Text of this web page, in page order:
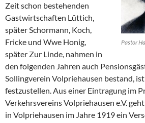
Pastor
Zeit schon bestehenden
Gastwirtschaften Lüttich,
später Schormann, Koch,
Fricke und Wwe Honig,
später Zur Linde, nahmen in
den folgenden Jahren auch
Sollingverein Volpriehausen bestand,
festzustellen. Aus einer Eintragung im
Verkehrsvereins Volpriehausen e.V.
in Volpriehausen im Jahre 1919 ein